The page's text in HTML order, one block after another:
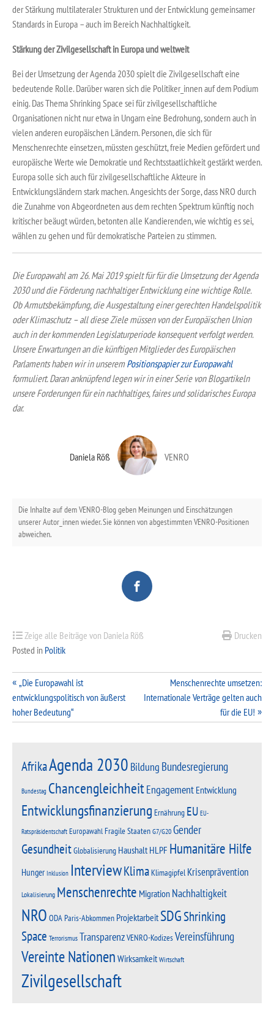
der Stärkung multilateraler Strukturen und der Entwicklung gemeinsamer
Standards in Europa – auch im Bereich Nachhaltigkeit.
Stärkung der Zivilgesellschaft in Europa und weltweit
Bei der Umsetzung der Agenda 2030 spielt die Zivilgesellschaft eine
bedeutende Rolle. Darüber waren sich die Politiker_innen auf dem Podium
einig. Das Thema Shrinking Space sei für zivilgesellschaftliche
Organisationen nicht nur etwa in Ungarn eine Bedrohung, sondern auch in
vielen anderen europäischen Ländern. Personen, die sich für
Menschenrechte einsetzen, müssten geschützt, freie Medien gefördert und
europäische Werte wie Demokratie und Rechtsstaatlichkeit gestärkt werden.
Europa solle sich auch für zivilgesellschaftliche Akteure in
Entwicklungsländern stark machen. Angesichts der Sorge, dass NRO durch
die Zunahme von Abgeordneten aus dem rechten Spektrum künftig noch
kritischer beäugt würden, betonten alle Kandierenden, wie wichtig es sei,
wählen zu gehen und für demokratische Parteien zu stimmen.
Die Europawahl am 26. Mai 2019 spielt für für die Umsetzung der Agenda
2030 und die Förderung nachhaltiger Entwicklung eine wichtige Rolle.
Ob Armutsbekämpfung, die Ausgestaltung einer gerechten Handelspolitik
oder Klimaschutz – all diese Ziele müssen von der Europäischen Union
auch in der kommenden Legislaturperiode konsequent verfolgt werden.
Unsere Erwartungen an die künftigen Mitglieder des Europäischen
Parlaments haben wir in unseremPositionspapier zur Europawahl
formuliert. Daran anknüpfend legen wir in einer Serie von Blogartikeln
unsere Forderungen für ein nachhaltiges, faires und solidarisches Europa
dar.
Daniela Röß VENRO
Die Inhalte auf dem VENRO-Blog geben Meinungen und Einschätzungen
unserer Autor_innen wieder. Sie können von abgestimmten VENRO-Positionen
abweichen.
Drucken
Zeige alle Beiträge von Daniela Röß
Posted in Politik
Beitragsnavigation
„Die Europawahl ist
entwicklungspolitisch von äußerst
hoher Bedeutung“
Menschenrechte umsetzen:
Internationale Verträge gelten auch
für die EU!
AfrikaAgenda 2030 Bildung Bundesregierung
Bundestag ChancengleichheitEngagement Entwicklung
Entwicklungsfinanzierung Ernährung EU EU-
Ratspräsidentschaft EuropawahlFragile StaatenG7/G20Gender
GesundheitGlobalisierung HaushaltHLPF Humanitäre Hilfe
Hunger Inklusion InterviewKlimaKlimagipfel Krisenprävention
Lokalisierung Menschenrechte Migration Nachhaltigkeit
NRO ODAParis-Abkommen ProjektarbeitSDGShrinking
Space TerrorismusTransparenzVENRO-KodizesVereinsführung
Vereinte Nationen Wirksamkeit Wirtschaft
Zivilgesellschaft